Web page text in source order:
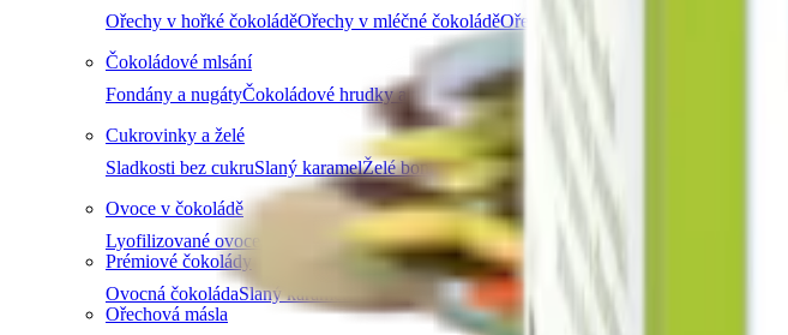
Ořechy v hořké čokoláděOřechy v mléčné čokoláděOřechy v bílé čokoládě a jogurtu
Čokoládové mlsání
Fondány a nugátyČokoládové hrudky a peckyHořká čokoláda Mléčná čokoláda
Cukrovinky a želé
Sladkosti bez cukruSlaný karamelŽelé bonbóny a fazolky
Ovoce v čokoládě
Lyofilizované ovoce v čokoláděOvoce v hořké čokoládě
Prémiové čokolády
Ovocná čokoládaSlaný karamel Čokolády bez palmového oleje Čokolády bez cukru
Ořechová másla